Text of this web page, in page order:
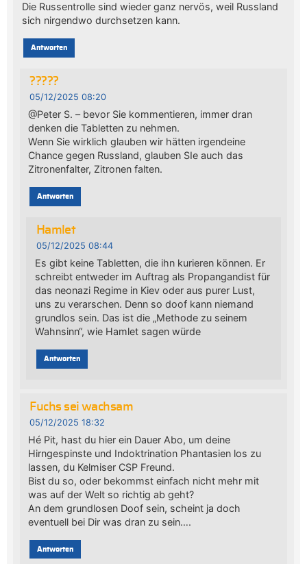
Die Russentrolle sind wieder ganz nervös, weil Russland
sich nirgendwo durchsetzen kann.
Antworten
?????
05/12/2025 08:20
@Peter S. – bevor Sie kommentieren, immer dran
denken die Tabletten zu nehmen.
Wenn Sie wirklich glauben wir hätten irgendeine
Chance gegen Russland, glauben SIe auch das
Zitronenfalter, Zitronen falten.
Antworten
Hamlet
05/12/2025 08:44
Es gibt keine Tabletten, die ihn kurieren können. Er
schreibt entweder im Auftrag als Propangandist für
das neonazi Regime in Kiev oder aus purer Lust,
uns zu verarschen. Denn so doof kann niemand
grundlos sein. Das ist die „Methode zu seinem
Wahnsinn“, wie Hamlet sagen würde
Antworten
Fuchs sei wachsam
05/12/2025 18:32
Hé Pit, hast du hier ein Dauer Abo, um deine
Hirngespinste und Indoktrination Phantasien los zu
lassen, du Kelmiser CSP Freund.
Bist du so, oder bekommst einfach nicht mehr mit
was auf der Welt so richtig ab geht?
An dem grundlosen Doof sein, scheint ja doch
eventuell bei Dir was dran zu sein….
Antworten